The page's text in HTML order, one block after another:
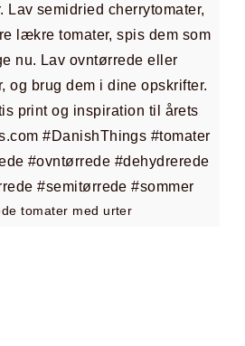
tomater med urter